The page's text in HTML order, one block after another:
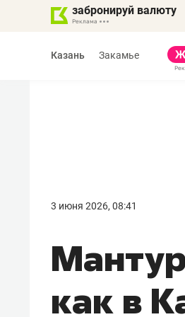
забронируй валюту
Казань Закамье
3 июня 2026, 08:41
как в